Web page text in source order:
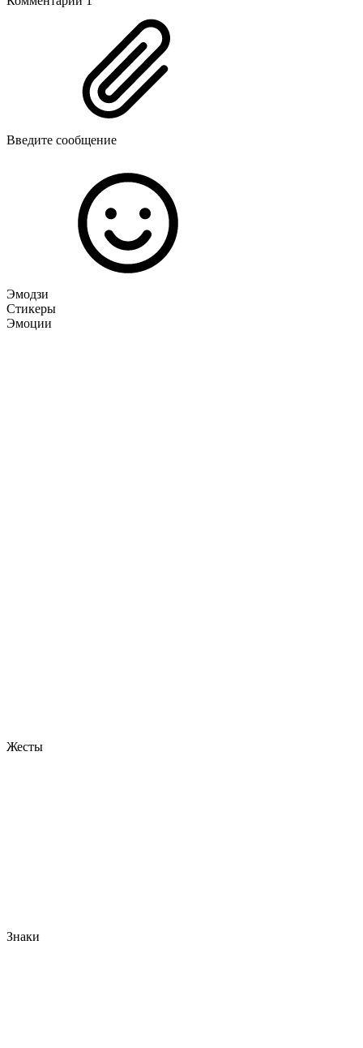
Введите сообщение
Эмодзи
Стикеры
Эмоции
Жесты
Знаки